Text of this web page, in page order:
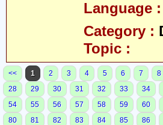
Language :
Category :
Topic :
<< 1 2 3 4 5 6 7 8
28
29 30 31 32 33 34
54
55 56 57 58 59 60
80
81 82 83 84 85 86